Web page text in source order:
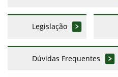
Legislação
Dúvidas Frequentes